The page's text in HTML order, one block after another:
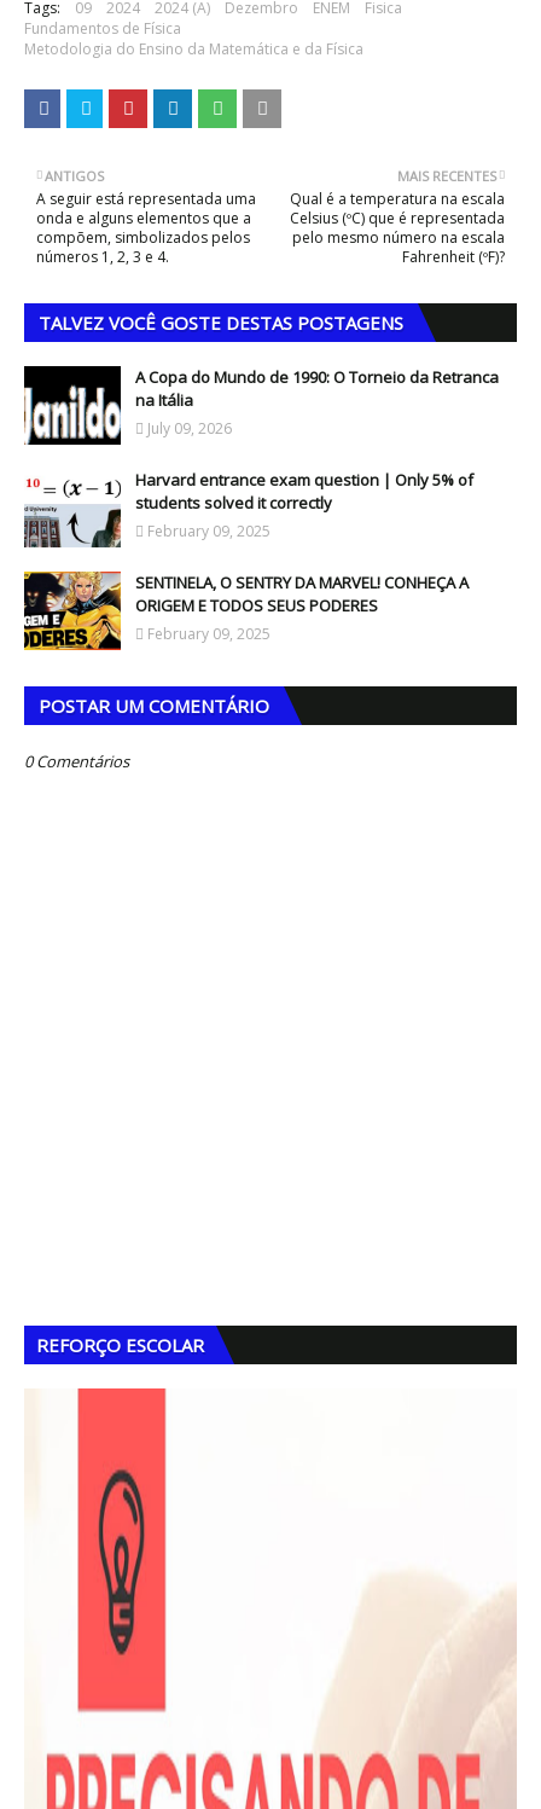
Tags: 09 2024 2024 (A) Dezembro ENEM
Fisica
Fundamentos de Física
Metodologia do Ensino da Matemática e da Física
MAIS RECENTES
Qual é a temperatura na escala
Celsius (ºC) que é representada
pelo mesmo número na escala
Fahrenheit (ºF)?
ANTIGOS
A seguir está representada uma
onda e alguns elementos que a
compõem, simbolizados pelos
números 1, 2, 3 e 4.
TALVEZ VOCÊ GOSTE DESTAS POSTAGENS
A Copa do Mundo de 1990: O Torneio da Retranca
na Itália
July 09, 2026
Harvard entrance exam question | Only 5% of
students solved it correctly
February 09, 2025
SENTINELA, O SENTRY DA MARVEL! CONHEÇA A
ORIGEM E TODOS SEUS PODERES
February 09, 2025
POSTAR UM COMENTÁRIO
0 Comentários
REFORÇO ESCOLAR